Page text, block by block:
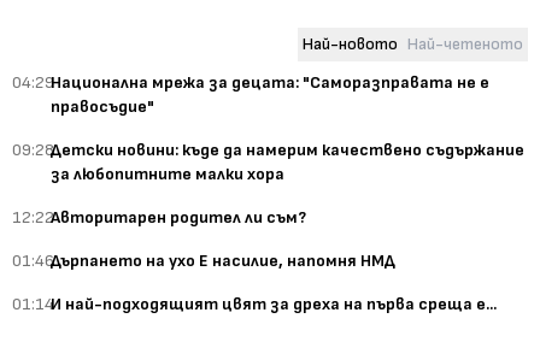
Най-новото Най-четеното
04:29Национална мрежа за децата: "Саморазправата не е
правосъдие"
09:28Детски новини: къде да намерим качествено съдържание
за любопитните малки хора
12:22Авторитарен родител ли съм?
01:46Дърпането на ухо Е насилие, напомня НМД
01:14И най-подходящият цвят за дреха на първа среща е...